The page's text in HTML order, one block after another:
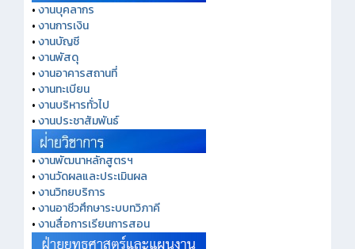
•งานบุคลากร
•งานการเงิน
•งานบัญชี
•งานพัสดุ
•งานอาคารสถานที่
•งานทะเบียน
•งานบริหารทั่วไป
•งานประชาสัมพันธ์
•งานพัฒนาหลักสูตรฯ
•งานวัดผลและประเมินผล
•งานวิทยบริการ
•งานอาชีวศึกษาระบบทวิภาคี
•งานสื่อการเรียนการสอน